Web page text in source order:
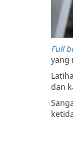
Full
yang
dan